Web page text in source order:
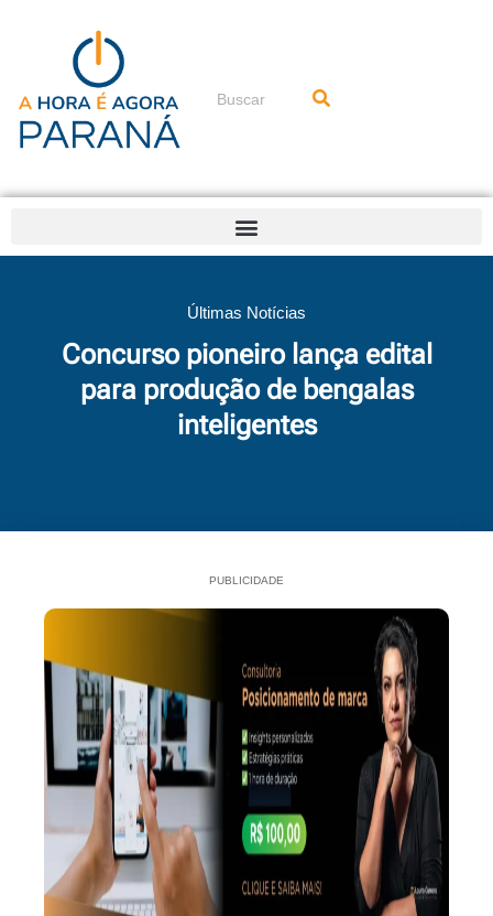
conteúdo
Pesquisar
Últimas Notícias
Concurso pioneiro lança edital
para produção de bengalas
inteligentes
PUBLICIDADE